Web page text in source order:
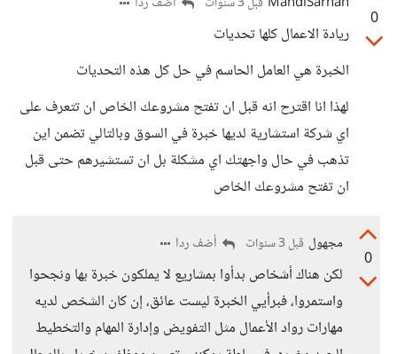
0
ريادة الاعمال كلها تحديات
الخبرة هي العامل الحاسم في حل كل هذه التحديات
لهذا انا اقترح انه قبل ان تفتح مشروعك الخاص ان تتعرف على
اي شركة استشارية لديها خبرة في السوق وبالتالي تضمن اين
تذهب في حال واجهتك اي مشكلة بل ان تستشيرهم حتى قبل
ان تفتح مشروعك الخاص
0
مجهول قبل 3 سنوات أضف ردا
لكن هناك أشخاص بدأوا بمشاريع لا يملكون خبرة بها ونجحوا
واستمروا، فبرأيي الخبرة ليست عائق، إن كان الشخص لديه
مهارات رواد الأعمال مثل التفويض وإدارة المهام والتخطيط